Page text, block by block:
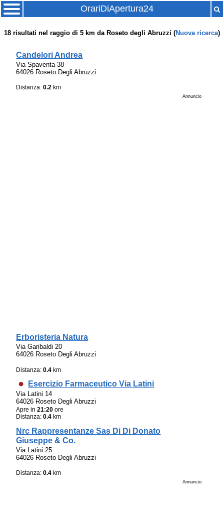
OrariDiApertura24
18 risultati nel raggio di 5 km da Roseto degli Abruzzi (Nuova ricerca)
Candelori Andrea
Via Spaventa 38
64026 Roseto Degli Abruzzi
Distanza:0.2 km
Annuncio
Erboristeria Natura
Via Garibaldi 20
64026 Roseto Degli Abruzzi
Distanza:0.4 km
Esercizio Farmaceutico Via Latini
Via Latini 14
64026 Roseto Degli Abruzzi
Apre in21:20 ore
Distanza:0.4 km
Nrc Rappresentanze Sas Di Di Donato
Giuseppe & Co.
Via Latini 25
64026 Roseto Degli Abruzzi
Distanza:0.4 km
Annuncio